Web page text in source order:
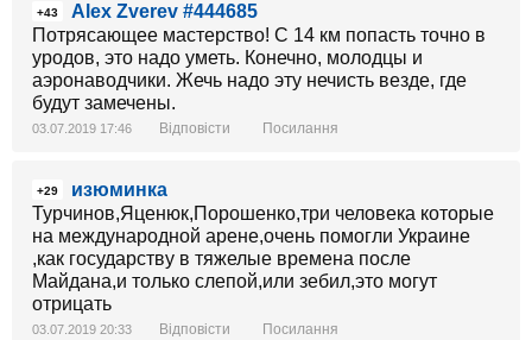
+43
Alex Zverev #444685
Потрясающее мастерство! С 14 км попасть точно в
уродов, это надо уметь. Конечно, молодцы и
аэронаводчики. Жечь надо эту нечисть везде, где
будут замечены.
03.07.2019 17:46 Відповісти Посилання
+29
изюминка
Турчинов,Яценюк,Порошенко,три человека которые
на международной арене,очень помогли Украине
,как государству в тяжелые времена после
Майдана,и только слепой,или зебил,это могут
отрицать
03.07.2019 20:33 Відповісти Посилання